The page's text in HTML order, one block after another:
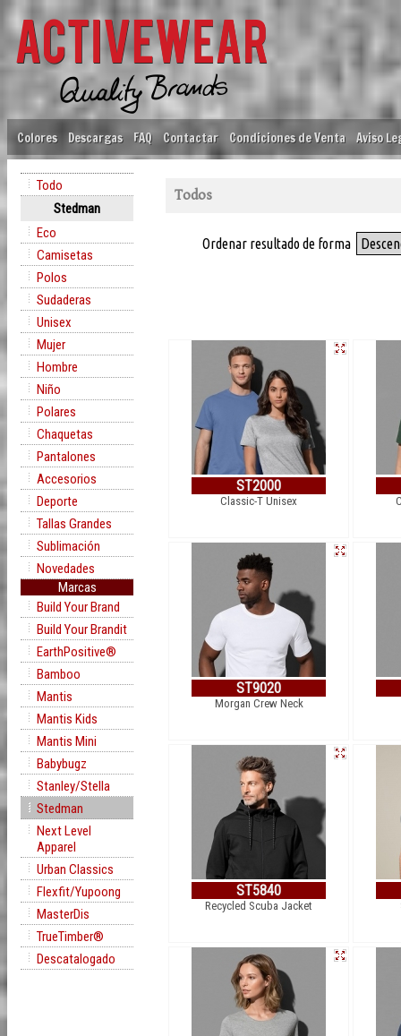
Colores Descargas FAQ Contactar Condiciones de Venta Aviso
Todo
Stedman
Eco
Camisetas
Polos
Sudaderas
Unisex
Mujer
Hombre
Niño
Polares
Chaquetas
Pantalones
Accesorios
Deporte
Tallas Grandes
Sublimación
Novedades
Marcas
Build Your Brand
Build Your Brandit
EarthPositive®
Bamboo
Mantis
Mantis Kids
Mantis Mini
Babybugz
Stanley/Stella
Stedman
Next Level
Apparel
Urban Classics
Flexfit/Yupoong
MasterDis
TrueTimber®
Descatalogado
Todos
Ordenar resultado de forma
ST2000
Classic-T Unisex
ST9020
Morgan Crew Neck
ST5840
Recycled Scuba Jacket